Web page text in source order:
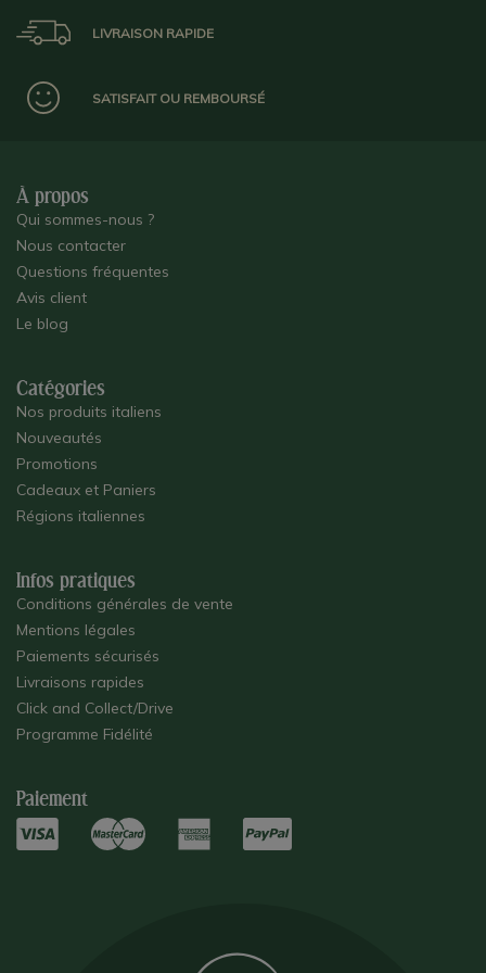
LIVRAISON RAPIDE
SATISFAIT OU REMBOURSÉ
À propos
Qui sommes-nous ?
Nous contacter
Questions fréquentes
Avis client
Le blog
Catégories
Nos produits italiens
Nouveautés
Promotions
Cadeaux et Paniers
Régions italiennes
Infos pratiques
Conditions générales de vente
Mentions légales
Paiements sécurisés
Livraisons rapides
Click and Collect/Drive
Programme Fidélité
Paiement